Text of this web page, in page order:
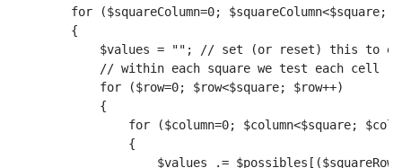
for ($squareColumn=0; $squareColumn<$square;
{
$values = ""; // set (or reset) this to
// within each square we test each cell
for ($row=0; $row<$square; $row++)
{
for ($column=0; $column<$square;
{
$values .=